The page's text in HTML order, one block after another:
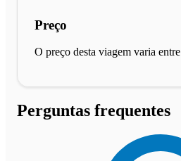
Preço
O preço desta viagem varia entre
Perguntas frequentes